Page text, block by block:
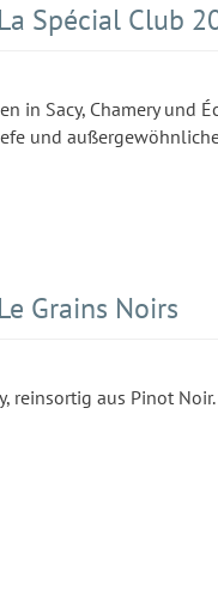
Spécial Club
in Sacy, Chamery
und
Grains Noirs
reinsortig aus Pinot